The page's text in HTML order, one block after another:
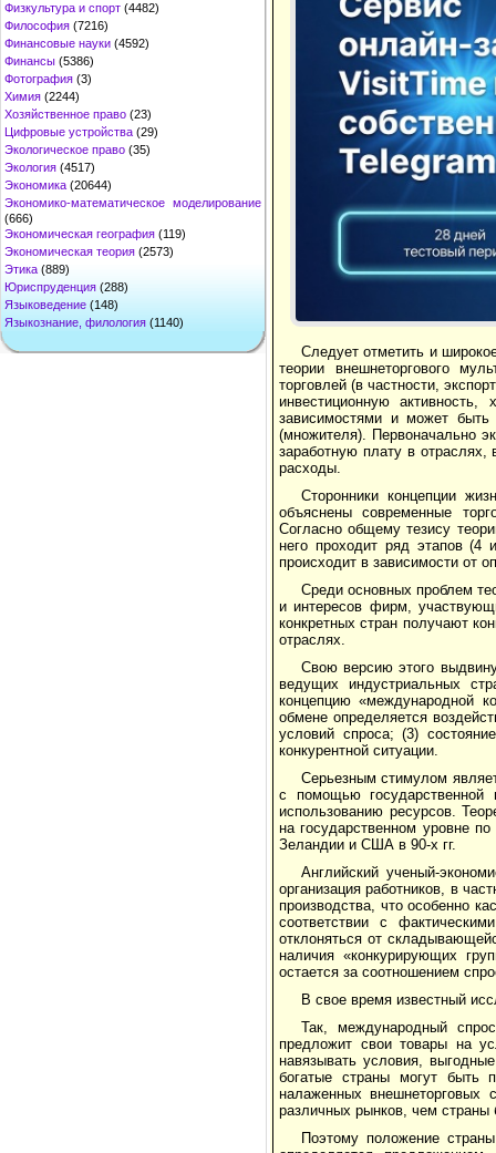
Физкультура и спорт (4482)
Философия (7216)
Финансовые науки (4592)
Финансы (5386)
Фотография (3)
Химия (2244)
Хозяйственное право (23)
Цифровые устройства (29)
Экологическое право (35)
Экология (4517)
Экономика (20644)
Экономико-математическое моделирование
(666)
Экономическая география (119)
Экономическая теория (2573)
Этика (889)
Юриспруденция (288)
Языковедение (148)
Языкознание, филология (1140)
Следует отметить и
теории внешнеторгового
торговлей (в частности,
инвестиционную
зависимостями и может
(множителя). Первоначально
заработную плату в
расходы.
Сторонники концепции
объяснены современные
Согласно общему тезису
него проходит ряд этапов (4
происходит в зависимости от
Среди основных проблем
и интересов фирм,
конкретных стран получают
отраслях.
Свою версию этого
ведущих индустриальных
концепцию «международной
обмене определяется
условий спроса; (3)
конкурентной ситуации.
Серьезным стимулом
с помощью государственной
использованию ресурсов.
на государственном уровне
Зеландии и США в 90-х гг.
Английский ученый-
организация работников, в
производства, что особенно
соответствии с
отклоняться от
наличия «конкурирующих
остается за соотношением
В свое время известный
Так, международный
предложит свои товары на
навязывать условия,
богатые страны могут быть
налаженных внешнеторговых
различных рынков, чем страны
Поэтому положение